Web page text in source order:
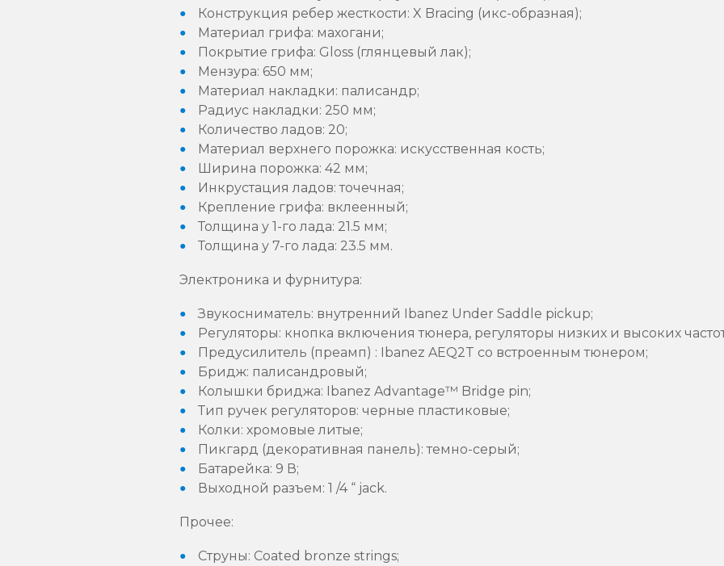
Конструкция ребер жесткости: X Bracing (икс-образная);
Материал грифа: махогани;
Покрытие грифа: Gloss (глянцевый лак);
Мензура: 650 мм;
Материал накладки: палисандр;
Радиус накладки: 250 мм;
Количество ладов: 20;
Материал верхнего порожка: искусственная кость;
Ширина порожка: 42 мм;
Инкрустация ладов: точечная;
Крепление грифа: вклеенный;
Толщина у 1-го лада: 21.5 мм;
Толщина у 7-го лада: 23.5 мм.
Электроника и фурнитура:
Звукосниматель: внутренний Ibanez Under Saddle pickup;
Регуляторы: кнопка включения тюнера, регуляторы низких и высоких
Предусилитель (преамп) : Ibanez AEQ2T со встроенным тюнером;
Бридж: палисандровый;
Колышки бриджа: Ibanez Advantage™ Bridge pin;
Тип ручек регуляторов: черные пластиковые;
Колки: хромовые литые;
Пикгард (декоративная панель): темно-серый;
Батарейка: 9 В;
Выходной разъем: 1 /4 “ jack.
Прочее:
Струны: Coated bronze strings;